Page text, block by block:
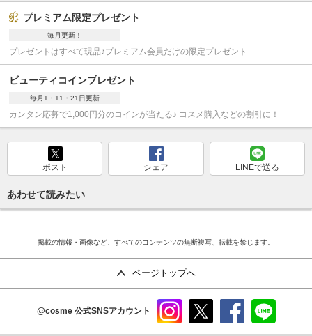
プレミアム限定プレゼント
毎月更新！
プレゼントはすべて現品♪プレミアム会員だけの限定プレゼント
ビューティコインプレゼント
毎月1・11・21日更新
カンタン応募で1,000円分のコインが当たる♪ コスメ購入などの割引に！
ポスト シェア LINEで送る
あわせて読みたい
掲載の情報・画像など、すべてのコンテンツの無断複写、転載を禁じます。
ページトップへ
@cosme 公式SNSアカウント